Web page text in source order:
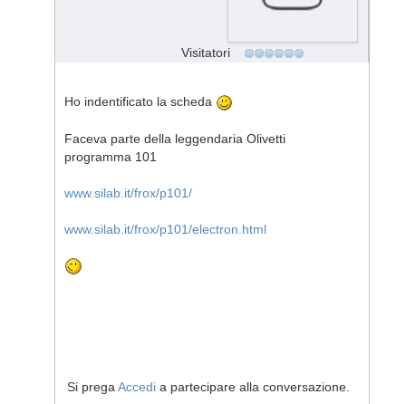
Visitatori
Ho indentificato la scheda
Faceva parte della leggendaria Olivetti
programma 101
www.silab.it/frox/p101/
www.silab.it/frox/p101/electron.html
Si prega Accedi a partecipare alla conversazione.